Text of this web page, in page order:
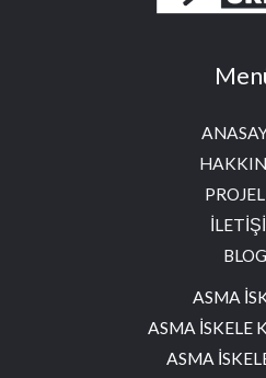
BLOG
ASMA
ASMA İSKELE
ASMA